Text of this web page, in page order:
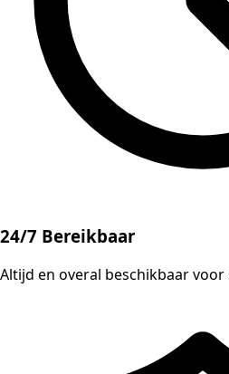
24/7 Bereikbaar
Altijd en overal beschikbaar voor